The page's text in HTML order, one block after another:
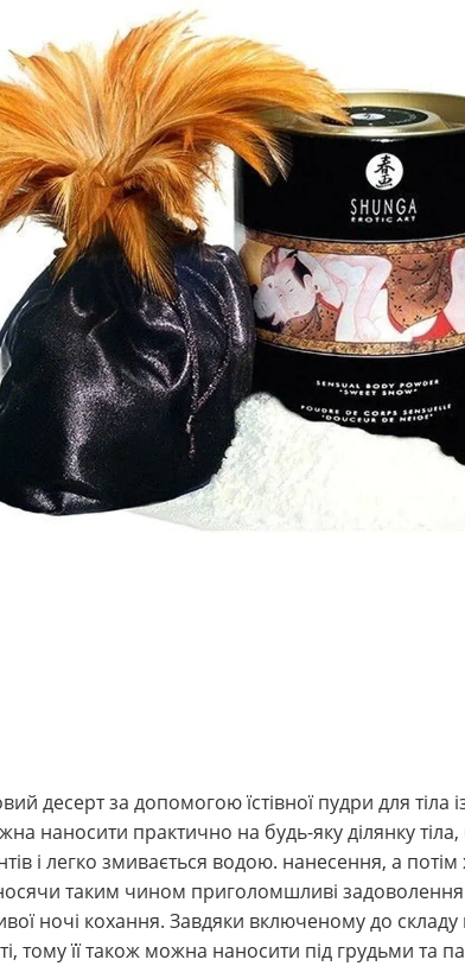
десерт за допомогою їстівної пудри для тіла
наносити практично на будь-яку ділянку
і легко змивається водою. нанесення, а
таким чином приголомшливі
ночі кохання. Завдяки включеному до
тому її також можна наносити під грудьми та